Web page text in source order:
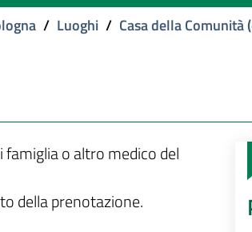
/ Luoghi / Casa della Comunità
famiglia o altro medico del
della prenotazione.